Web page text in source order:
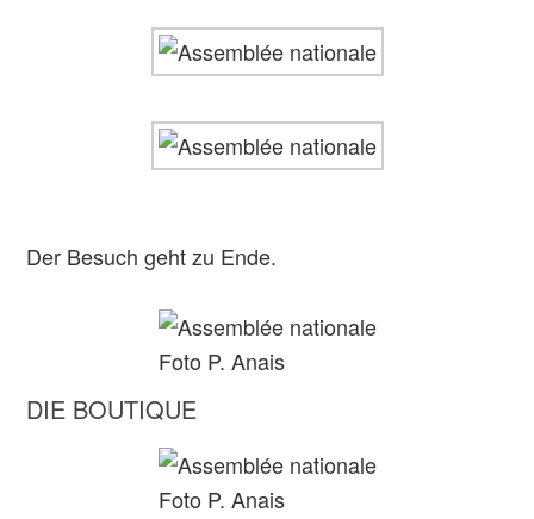
Der Besuch geht zu Ende.
Foto P. Anais
DIE BOUTIQUE
Foto P. Anais